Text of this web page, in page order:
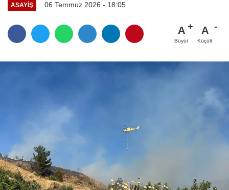
ASAYIŞ 06 Temmuz 2026 - 18:05
A
Büyüt
A
Küçült